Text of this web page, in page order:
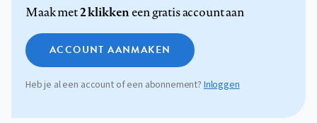
Maak met2 klikkeneen gratis account aan
ACCOUNT AANMAKEN
Heb je al een account of een abonnement? Inloggen